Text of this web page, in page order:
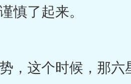
了起来。
这个时候，那六